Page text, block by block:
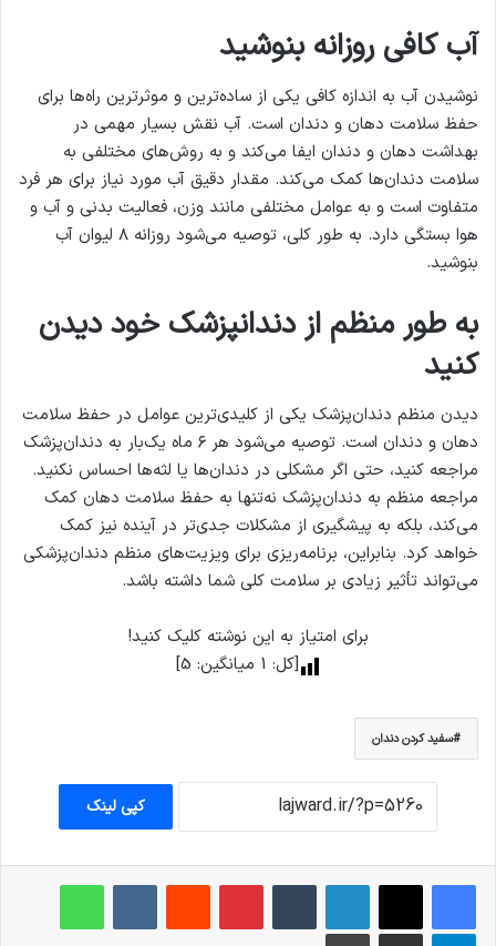
آب کافی روزانه بنوشید
نوشیدن آب به اندازه کافی یکی از ساده‌ترین و موثرترین راه‌ها برای
حفظ سلامت دهان و دندان است. آب نقش بسیار مهمی در
بهداشت دهان و دندان ایفا می‌کند و به روش‌های مختلفی به
سلامت دندان‌ها کمک می‌کند. مقدار دقیق آب مورد نیاز برای هر فرد
متفاوت است و به عوامل مختلفی مانند وزن، فعالیت بدنی و آب و
هوا بستگی دارد. به طور کلی، توصیه می‌شود روزانه ۸ لیوان آب
بنوشید.
به طور منظم از دندانپزشک خود دیدن
کنید
دیدن منظم دندان‌پزشک یکی از کلیدی‌ترین عوامل در حفظ سلامت
دهان و دندان است. توصیه می‌شود هر ۶ ماه یک‌بار به دندان‌پزشک
مراجعه کنید، حتی اگر مشکلی در دندان‌ها یا لثه‌ها احساس نکنید.
مراجعه منظم به دندان‌پزشک نه‌تنها به حفظ سلامت دهان کمک
می‌کند، بلکه به پیشگیری از مشکلات جدی‌تر در آینده نیز کمک
خواهد کرد. بنابراین، برنامه‌ریزی برای ویزیت‌های منظم دندان‌پزشکی
می‌تواند تأثیر زیادی بر سلامت کلی شما داشته باشد.
برای امتیاز به این نوشته کلیک کنید!
[کل: 1 میانگین: 5
]
سفید کردن دندان
کپی لینک
فیس بوک X لینکدین ‫تامبلر ‫پین‌ترست‫رددیت ‫VKontakteواتس آپ
تلگرام اشتراک گذاری از طریق ایمیل چاپ